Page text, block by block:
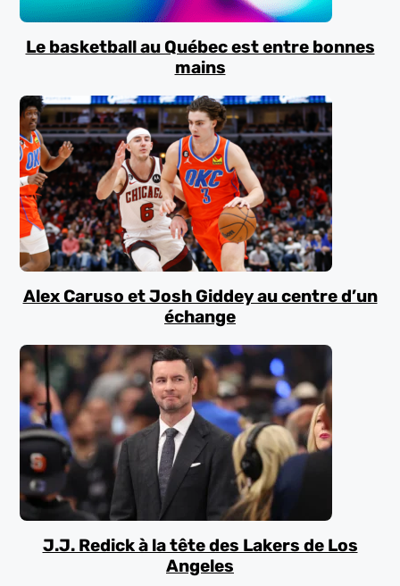
Le basketball au Québec est entre bonnes
mains
Alex Caruso et Josh Giddey au centre d’un
échange
J.J. Redick à la tête des Lakers de Los
Angeles